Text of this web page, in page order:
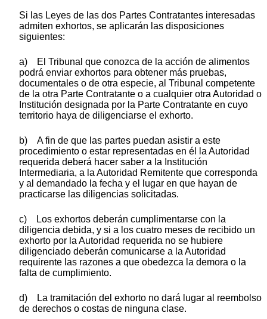
Si las Leyes de las dos Partes Contratantes interesadas
admiten exhortos, se aplicarán las disposiciones
siguientes:
a) El Tribunal que conozca de la acción de alimentos
podrá enviar exhortos para obtener más pruebas,
documentales o de otra especie, al Tribunal competente
de la otra Parte Contratante o a cualquier otra Autoridad o
Institución designada por la Parte Contratante en cuyo
territorio haya de diligenciarse el exhorto.
b) A fin de que las partes puedan asistir a este
procedimiento o estar representadas en él la Autoridad
requerida deberá hacer saber a la Institución
Intermediaria, a la Autoridad Remitente que corresponda
y al demandado la fecha y el lugar en que hayan de
practicarse las diligencias solicitadas.
c) Los exhortos deberán cumplimentarse con la
diligencia debida, y si a los cuatro meses de recibido un
exhorto por la Autoridad requerida no se hubiere
diligenciado deberán comunicarse a la Autoridad
requirente las razones a que obedezca la demora o la
falta de cumplimiento.
d) La tramitación del exhorto no dará lugar al reembolso
de derechos o costas de ninguna clase.